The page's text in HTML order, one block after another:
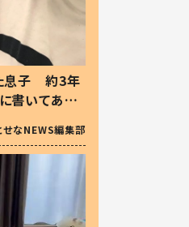
息子 約3年
書いてあっ
せなNEWS編集部